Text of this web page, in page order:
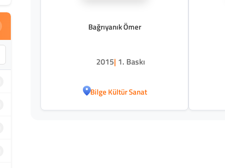
Bağrıyanık Ömer
2015| 1. Baskı
Bilge Kültür Sanat